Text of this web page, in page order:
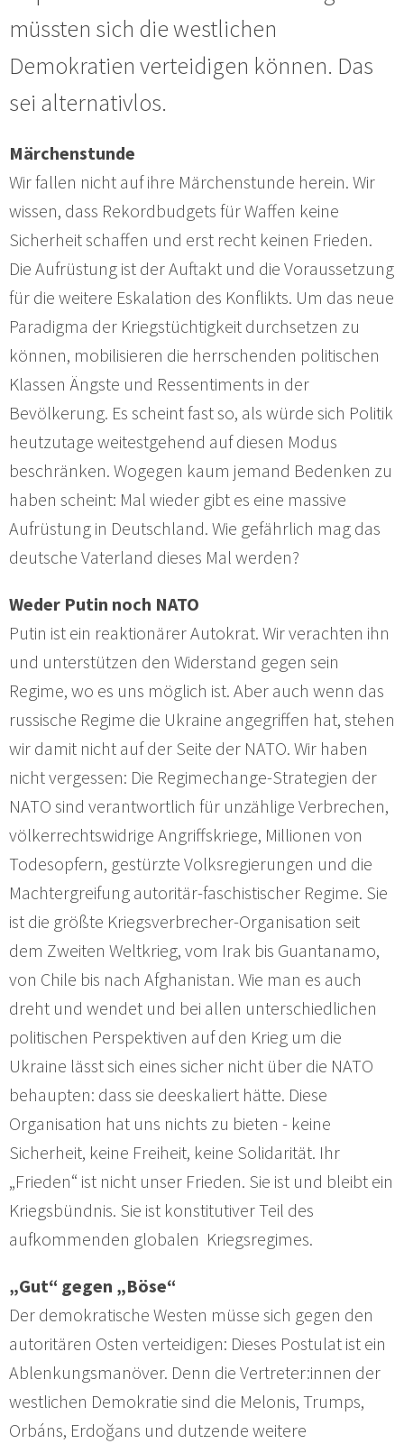
müssten sich die westlichen
Demokratien verteidigen können. Das
sei alternativlos.
Märchenstunde
Wir fallen nicht auf ihre Märchenstunde herein. Wir
wissen, dass Rekordbudgets für Waffen keine
Sicherheit schaffen und erst recht keinen Frieden.
Die Aufrüstung ist der Auftakt und die Voraussetzung
für die weitere Eskalation des Konflikts. Um das neue
Paradigma der Kriegstüchtigkeit durchsetzen zu
können, mobilisieren die herrschenden politischen
Klassen Ängste und Ressentiments in der
Bevölkerung. Es scheint fast so, als würde sich Politik
heutzutage weitestgehend auf diesen Modus
beschränken. Wogegen kaum jemand Bedenken zu
haben scheint: Mal wieder gibt es eine massive
Aufrüstung in Deutschland. Wie gefährlich mag das
deutsche Vaterland dieses Mal werden?
Weder Putin noch NATO
Putin ist ein reaktionärer Autokrat. Wir verachten ihn
und unterstützen den Widerstand gegen sein
Regime, wo es uns möglich ist. Aber auch wenn das
russische Regime die Ukraine angegriffen hat, stehen
wir damit nicht auf der Seite der NATO. Wir haben
nicht vergessen: Die Regimechange-Strategien der
NATO sind verantwortlich für unzählige Verbrechen,
völkerrechtswidrige Angriffskriege, Millionen von
Todesopfern, gestürzte Volksregierungen und die
Machtergreifung autoritär-faschistischer Regime. Sie
ist die größte Kriegsverbrecher-Organisation seit
dem Zweiten Weltkrieg, vom Irak bis Guantanamo,
von Chile bis nach Afghanistan. Wie man es auch
dreht und wendet und bei allen unterschiedlichen
politischen Perspektiven auf den Krieg um die
Ukraine lässt sich eines sicher nicht über die NATO
behaupten: dass sie deeskaliert hätte. Diese
Organisation hat uns nichts zu bieten - keine
Sicherheit, keine Freiheit, keine Solidarität. Ihr
„Frieden“ ist nicht unser Frieden. Sie ist und bleibt ein
Kriegsbündnis. Sie ist konstitutiver Teil des
aufkommenden globalen Kriegsregimes.
„Gut“ gegen „Böse“
Der demokratische Westen müsse sich gegen den
autoritären Osten verteidigen: Dieses Postulat ist ein
Ablenkungsmanöver. Denn die Vertreter:innen der
westlichen Demokratie sind die Melonis, Trumps,
Orbáns, Erdoğans und dutzende weitere